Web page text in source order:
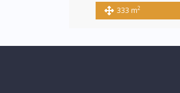
333 m2